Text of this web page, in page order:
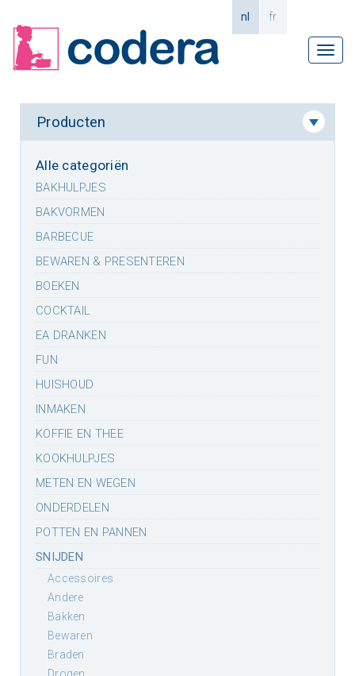
nl fr
Producten
Alle categoriën
BAKHULPJES
BAKVORMEN
BARBECUE
BEWAREN & PRESENTEREN
BOEKEN
COCKTAIL
EA DRANKEN
FUN
HUISHOUD
INMAKEN
KOFFIE EN THEE
KOOKHULPJES
METEN EN WEGEN
ONDERDELEN
POTTEN EN PANNEN
SNIJDEN
accessoires
andere
bakken
bewaren
braden